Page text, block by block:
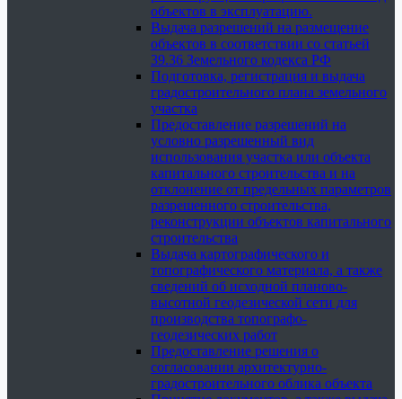
объектов в эксплуатацию.
Выдача разрешений на размещение
объектов в соответствии со статьей
39.36 Земельного кодекса РФ
Подготовка, регистрация и выдача
градостроительного плана земельного
участка
Предоставление разрешений на
условно разрешенный вид
использования участка или объекта
капитального строительства и на
отклонение от предельных параметров
разрешенного строительства,
реконструкции объектов капитального
строительства
Выдача картографического и
топографического материала, а также
сведений об исходной планово-
высотной геодезической сети для
производства топографо-
геодезических работ
Предоставление решения о
согласовании архитектурно-
градостроительного облика объекта